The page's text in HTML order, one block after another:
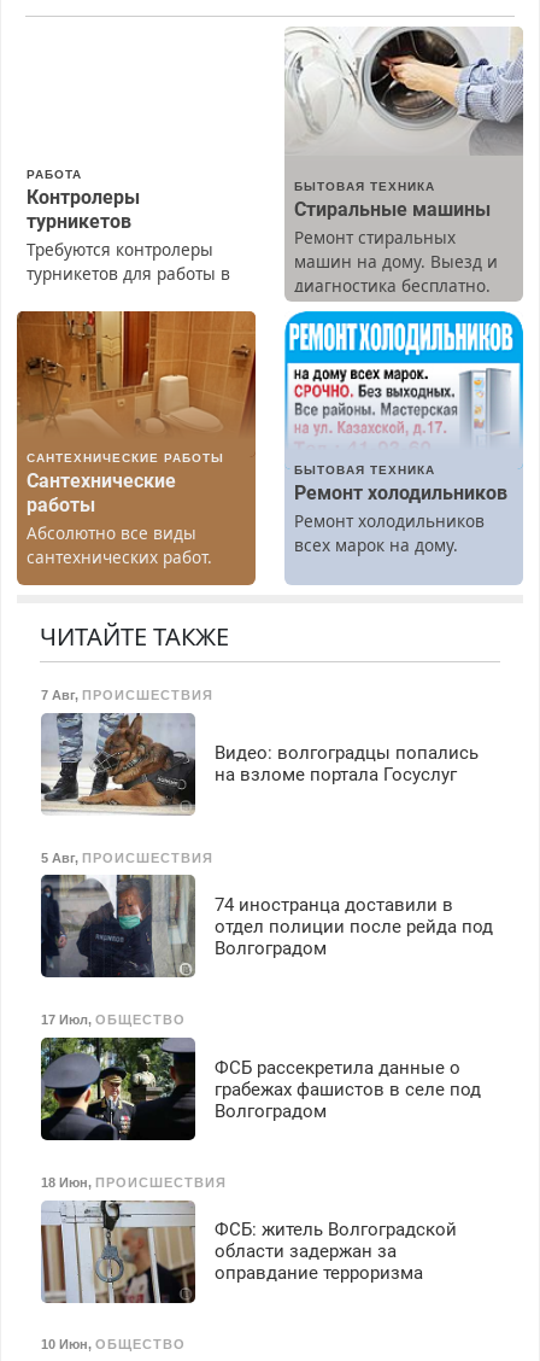
РАБОТА
Контролеры
турникетов
Требуются контролеры
турникетов для работы в
(мужчины, женщины).
Прием по ТК РФ. График
работы любой.
Бесплатное проживание.
З/п – до 96000 рублей до
Ежемесячно
выплачивается денежная
премия. Возможно
бесплатное обучение,
получение документов,
работа инспектором по
безопасности с з/п до
125000 руб.
БЫТОВАЯ ТЕХНИКА
Стиральные машины
Ремонт стиральных
машин на дому. Выезд и
диагностика бесплатно.
Предусмотрены скидки.
САНТЕХНИЧЕСКИЕ РАБОТЫ
Сантехнические
работы
Абсолютно все виды
сантехнических работ.
Быстро. Качественно.
БЫТОВАЯ ТЕХНИКА
Ремонт холодильников
Ремонт холодильников
всех марок на дому.
ЧИТАЙТЕ ТАКЖЕ
7 Авг, ПРОИСШЕСТВИЯ
Видео: волгоградцы попались
на взломе портала Госуслуг
5 Авг, ПРОИСШЕСТВИЯ
74 иностранца доставили в
отдел полиции после рейда под
Волгоградом
17 Июл, ОБЩЕСТВО
ФСБ рассекретила данные о
грабежах фашистов в селе под
Волгоградом
18 Июн, ПРОИСШЕСТВИЯ
ФСБ: житель Волгоградской
области задержан за
оправдание терроризма
10 Июн, ОБЩЕСТВО